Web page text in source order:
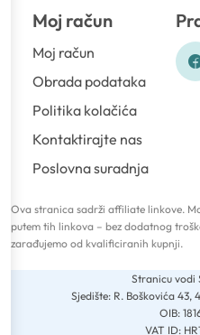
Moj račun
Moj račun
Obrada podataka
Politika kolačića
Kontaktirajte nas
Poslovna suradnja
Ova stranica sadrži affiliate linkove.
putem tih linkova – bez dodatnog
zarađujemo od kvalificiranih kupnji.
Stranicu vodi
Sjedište: R. Boškovića
OIB:
VAT ID: